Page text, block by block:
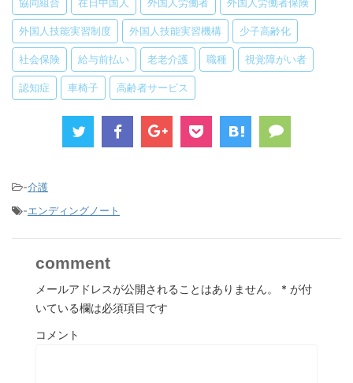
外国人技能実習制度 外国人技能実習機構 少子高齢化
社会保険 給与前払い 老老介護 職種 視覚障がい者
認知症 車椅子 高齢者サービス
-介護
-エンディングノート
comment
メールアドレスが公開されることはありません。 * が付
いている欄は必須項目です
コメント